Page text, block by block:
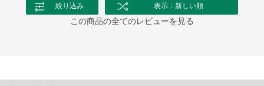
絞り込み 表示：新しい順
この商品の全てのレビューを見る